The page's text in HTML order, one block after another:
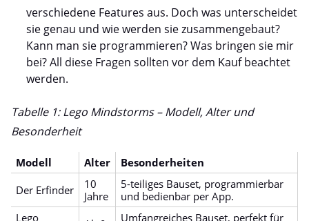
verschiedene Features aus. Doch was unterscheidet
sie genau und wie werden sie zusammengebaut?
Kann man sie programmieren? Was bringen sie mir
bei? All diese Fragen sollten vor dem Kauf beachtet
werden.
Tabelle 1: Lego Mindstorms – Modell, Alter und
Besonderheit
Modell Alter
Besonderheiten
Der Erfinder
10
Jahre
5-teiliges Bauset, programmierbar
und bedienbar per App.
Lego
Umfangreiches Bauset, perfekt für